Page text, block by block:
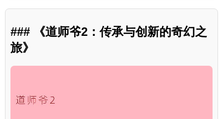
### 《道师爷2：传承与创新的奇幻之
旅》